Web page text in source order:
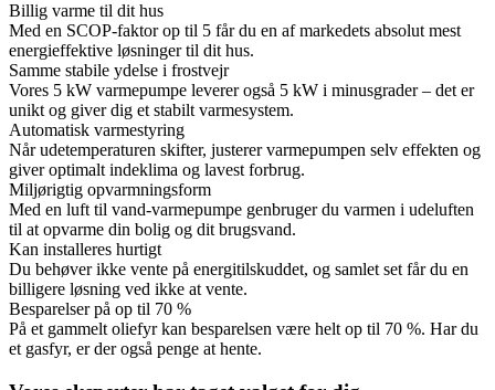
Billig varme til dit hus
Med en SCOP-faktor op til 5 får du en af markedets absolut mest
energieffektive løsninger til dit hus.
Samme stabile ydelse i frostvejr
Vores 5 kW varmepumpe leverer også 5 kW i minusgrader – det er
unikt og giver dig et stabilt varmesystem.
Automatisk varmestyring
Når udetemperaturen skifter, justerer varmepumpen selv effekten og
giver optimalt indeklima og lavest forbrug.
Miljørigtig opvarmningsform
Med en luft til vand-varmepumpe genbruger du varmen i udeluften
til at opvarme din bolig og dit brugsvand.
Kan installeres hurtigt
Du behøver ikke vente på energitilskuddet, og samlet set får du en
billigere løsning ved ikke at vente.
Besparelser på op til 70 %
På et gammelt oliefyr kan besparelsen være helt op til 70 %. Har du
et gasfyr, er der også penge at hente.